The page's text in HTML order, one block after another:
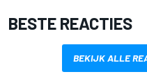
BESTE REACTIES
BEKIJK ALLE